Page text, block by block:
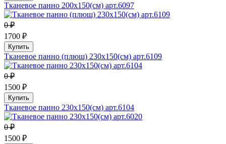
Тканевое панно 200х150(см) арт.6097
0 ₽
1700 ₽
Купить
Тканевое панно (плюш) 230х150(см) арт.6109
0 ₽
1500 ₽
Купить
Тканевое панно 230х150(см) арт.6104
0 ₽
1500 ₽